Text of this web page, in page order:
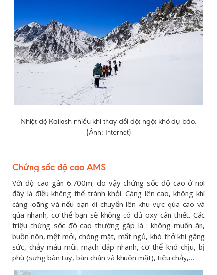
Nhiệt độ Kailash nhiều khi thay đổi đột ngột khó dự báo.
(Ảnh: Internet)
Chứng sốc độ cao AMS
Với độ cao gần 6.700m, do vậy chứng sốc độ cao ở nơi
đây là điều không thể tránh khỏi. Càng lên cao, không khí
càng loãng và nếu bạn di chuyển lên khu vực qúa cao và
qúa nhanh, cơ thể bạn sẽ không có đủ oxy cân thiết. Các
triệu chứng sốc độ cao thường gặp là : không muốn ăn,
buồn nôn, mệt mỏi, chóng mặt, mất ngủ, khó thở khi gắng
sức, chảy máu mũi, mạch đập nhanh, cơ thể khó chịu, bị
phù (sưng bàn tay, bàn chân và khuôn mặt), tiêu chảy,…